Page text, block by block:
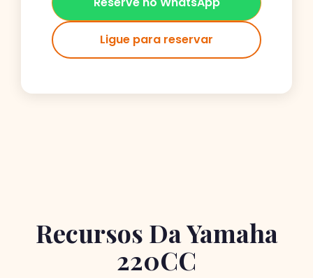
Ligue para reservar
Recursos Da Yamaha
220CC